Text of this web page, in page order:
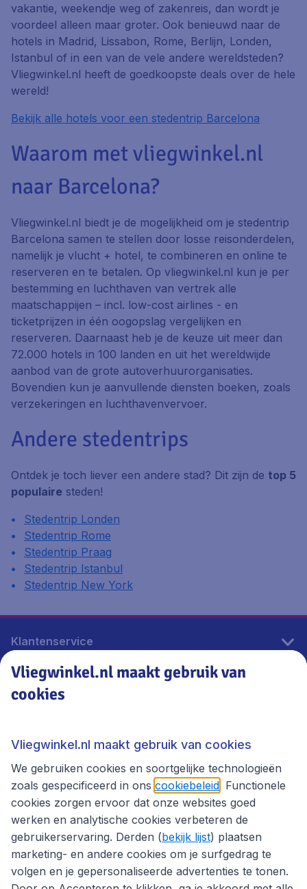
vakantie, weekendje weg of zakenreis, dan wordt je
voordeel alleen maar groter. Ook benieuwd naar de
hotels in Madrid, Lissabon, Rome, Berlijn, Londen,
Istanbul of in een van de vele andere wereldsteden?
Vliegwinkel.nl heeft de goedkoopste deals over de hele
wereld!
Bekijk alle hotels voor een stedentrip Barcelona
Waarom met vliegwinkel.nl
naar Barcelona?
Vliegwinkel.nl biedt je de mogelijkheid om je stedentrip
Barcelona samen te stellen door losse reisonderdelen,
namelijk je vlucht + hotel, te combineren en online te
reserveren en te betalen. Op vliegwinkel.nl kun je per
bestemming en luchthaven van vertrek alle
maatschappijen – incl. low-cost airlines - en
ticketprijzen in één oogopslag vergelijken en
reserveren. Daarnaast heb je de keuze uit meer dan
72.000 hotels in 100 landen en uit het wereldwijde
aanbod van de grote autoverhuurorganisaties.
Bovendien kun je aanvullende diensten boeken, zoals
verzekeringen en luchthavenvervoer.
Andere stedentrips
Ontdek je toch liever een andere stad? Dit zijn de top 5
populaire steden!
Stedentrip Londen
Stedentrip Rome
Stedentrip Praag
Stedentrip Istanbul
Stedentrip New York
Klantenservice
Vliegwinkel.nl
Thema's
Vliegwinkel.nl maakt gebruik van
cookies
Vliegwinkel.nl maakt gebruik van cookies
We gebruiken cookies en soortgelijke technologieën
zoals gespecificeerd in ons cookiebeleid . Functionele
cookies zorgen ervoor dat onze websites goed
werken en analytische cookies verbeteren de
gebruikerservaring. Derden (bekijk lijst) plaatsen
marketing- en andere cookies om je surfgedrag te
volgen en je gepersonaliseerde advertenties te tonen.